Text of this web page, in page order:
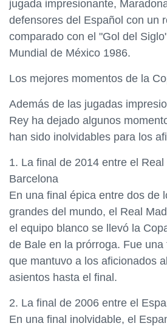
jugada impresionante,
defensores del Español con un
comparado con el "Gol del
Mundial de México 1986.
Los mejores momentos de la
Además de las jugadas
Rey ha dejado algunos
han sido inolvidables para los
1. La final de 2014 entre el Real
Barcelona
En una final épica entre dos de
grandes del mundo, el Real
el equipo blanco se llevó la
de Bale en la prórroga. Fue
que mantuvo a los aficionados
asientos hasta el final.
2. La final de 2006 entre el
En una final inolvidable, el